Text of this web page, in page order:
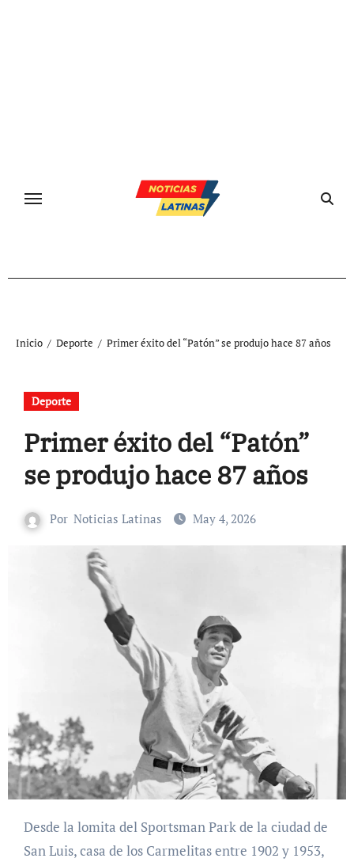
Inicio Deporte Primer éxito del “Patón” se produjo hace 87 años
Deporte
Primer éxito del “Patón”
se produjo hace 87 años
Por Noticias Latinas May 4, 2026
Desde la lomita del Sportsman Park de la ciudad de
San Luis, casa de los Carmelitas entre 1902 y 1953,